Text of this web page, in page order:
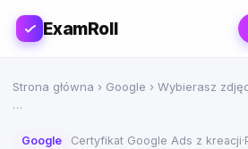
ExamRoll
Strona główna › Google › Wybierasz
…
Google Certyfikat Google Ads z kreacji·